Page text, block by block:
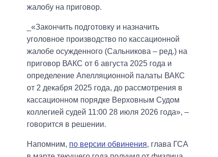
жалобу на приговор.
_«Закончить подготовку и назначить
уголовное производство по кассационной
жалобе осужденного (Сальникова – ред.) на
приговор ВАКС от 6 августа 2025 года и
определение Апелляционной палаты ВАКС
от 2 декабря 2025 года, до рассмотрения в
кассационном порядке Верховным Судом
коллегией судей 11:00 28 июля 2026 года», –
говорится в решении.
Напомним, по версии обвинения, глава ГСА